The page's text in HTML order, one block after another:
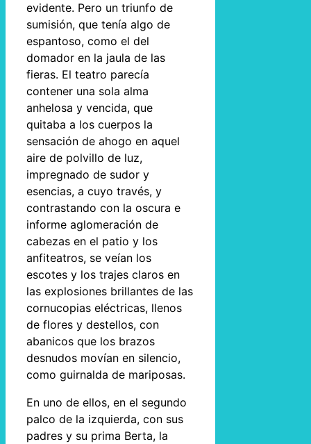
evidente. Pero un triunfo de
sumisión, que tenía algo de
espantoso, como el del
domador en la jaula de las
fieras. El teatro parecía
contener una sola alma
anhelosa y vencida, que
quitaba a los cuerpos la
sensación de ahogo en aquel
aire de polvillo de luz,
impregnado de sudor y
esencias, a cuyo través, y
contrastando con la oscura e
informe aglomeración de
cabezas en el patio y los
anfiteatros, se veían los
escotes y los trajes claros en
las explosiones brillantes de las
cornucopias eléctricas, llenos
de flores y destellos, con
abanicos que los brazos
desnudos movían en silencio,
como guirnalda de mariposas.
En uno de ellos, en el segundo
palco de la izquierda, con sus
padres y su prima Berta, la